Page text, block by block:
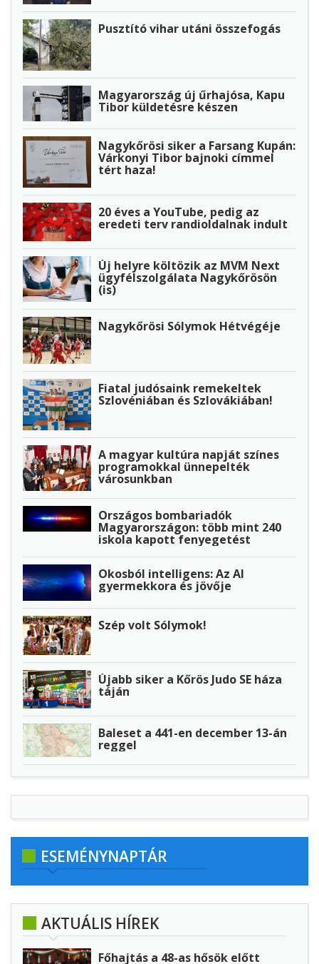
Pusztító vihar utáni összefogás
Magyarország új űrhajósa, Kapu
Tibor küldetésre készen
Nagykőrösi siker a Farsang Kupán:
Várkonyi Tibor bajnoki címmel
tért haza!
20 éves a YouTube, pedig az
eredeti terv randioldalnak indult
Új helyre költözik az MVM Next
ügyfélszolgálata Nagykőrösön
(is)
Nagykőrösi Sólymok Hétvégéje
Fiatal judósaink remekeltek
Szlovéniában és Szlovákiában!
A magyar kultúra napját színes
programokkal ünnepelték
városunkban
Országos bombariadók
Magyarországon: több mint 240
iskola kapott fenyegetést
Okosból intelligens: Az AI
gyermekkora és jövője
Szép volt Sólymok!
Újabb siker a Kőrös Judo SE háza
táján
Baleset a 441-en december 13-án
reggel
ESEMÉNYNAPTÁR
AKTUÁLIS HÍREK
Főhajtás a 48-as hősök előtt